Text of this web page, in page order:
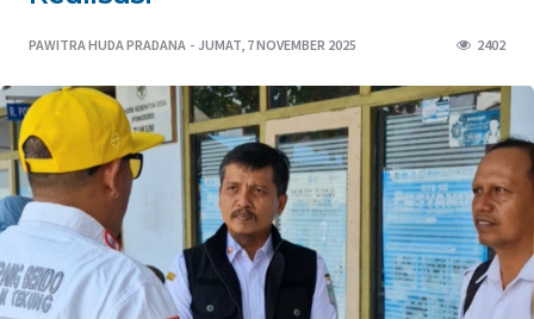
PAWITRA HUDA PRADANA JUMAT, 7 NOVEMBER 2025 2402